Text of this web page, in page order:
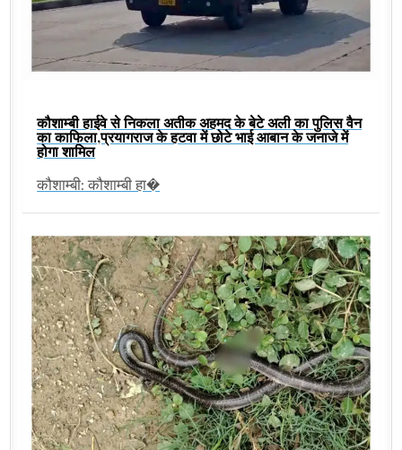
कौशाम्बी हाईवे से निकला अतीक अहमद के बेटे अली का पुलिस वैन
का काफिला,प्रयागराज के हटवा में छोटे भाई आबान के जनाजे में
होगा शामिल
कौशाम्बी: कौशाम्बी हा�